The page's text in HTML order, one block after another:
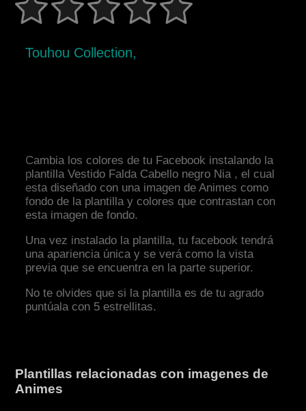
Touhou Collection,
Cambia los colores de tu Facebook instalando la
plantilla Vestido Falda Cabello negro Nia , el cual
esta diseñado con una imagen de Animes como
fondo de la plantilla y colores que contrastan con
esta imagen de fondo.
Una vez instalado la plantilla, tu facebook tendrá
una apariencia única y se verá como la vista
previa que se encuentra en la parte superior.
No te olvides que si la plantilla es de tu agrado
puntúala con 5 estrellitas.
Plantillas relacionadas con imagenes de
Animes